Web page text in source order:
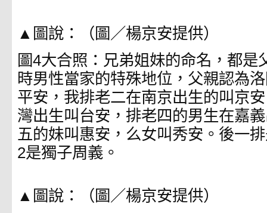
▲圖說：（圖／楊京安提供）
圖4大合照：兄弟姐妹的命名，都是
時男性當家的特殊地位，父親認為
平安，我排老二在南京出生的叫京
灣出生叫台安，排老四的男生在嘉
五的妹叫惠安，么女叫秀安。後一
2是獨子周義。
▲圖說：（圖／楊京安提供）